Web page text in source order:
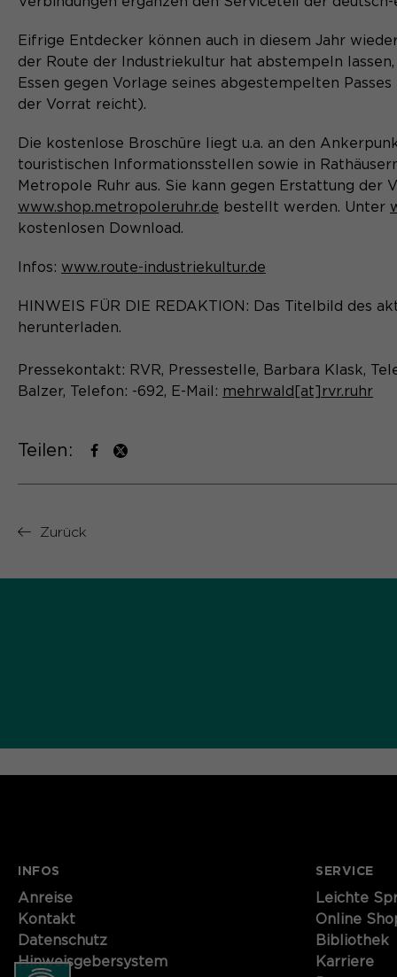
Eifrige Entdecker können auch in diesem Jahr
der Route der Industriekultur hat abstempeln
Essen gegen Vorlage seines abgestempelten
der Vorrat reicht).
Die kostenlose Broschüre liegt u.a. an den
touristischen Informationsstellen sowie in
Metropole Ruhr aus. Sie kann gegen Erstattung der
www.shop.metropoleruhr.de bestellt werden. Unter
kostenlosen Download.
Infos: www.route-industriekultur.de
HINWEIS FÜR DIE REDAKTION: Das Titelbild des
herunterladen.
Pressekontakt: RVR, Pressestelle, Barbara Klask,
Balzer, Telefon: -692, E-Mail: mehrwald[at]rvr.ruhr
Teilen:
Zurück
INFOS
Anreise
Kontakt
Datenschutz
Hinweisgebersystem
SERVICE
Leichte
Online
Bibliothek
Karriere